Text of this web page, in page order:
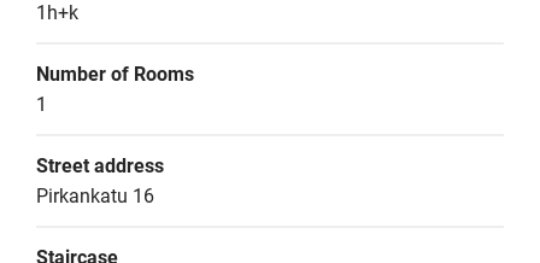
1h+k
Number of Rooms
1
Street address
Pirkankatu 16
Staircase